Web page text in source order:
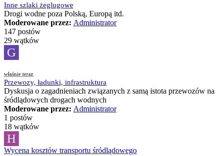
Inne szlaki żeglugowe
Drogi wodne poza Polską, Europą itd.
Moderowane przez: Administrator
147 postów
29 wątków
G
właśnie teraz
Przewozy, ładunki, infrastruktura
Dyskusja o zagadnieniach związanych z samą istota przewozów na
śródlądowych drogach wodnych
Moderowane przez: Administrator
1 postów
18 wątków
H
Wycena kosztów transportu śródlądowego